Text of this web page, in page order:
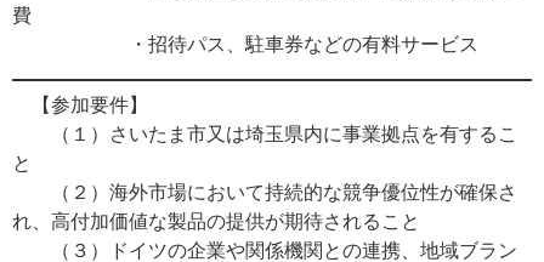
費
・招待パス、駐車券などの有料サービス
【参加要件】
（１）さいたま市又は埼玉県内に事業拠点を有するこ
と
（２）海外市場において持続的な競争優位性が確保さ
れ、高付加価値な製品の提供が期待されること
（３）ドイツの企業や関係機関との連携、地域ブラン